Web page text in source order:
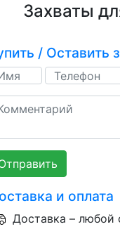
Захваты
/ Оставить
и оплата
Доставка – любой